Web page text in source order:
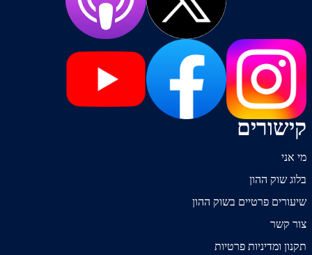
קישורים
מי אני
בלוג שוק ההון
שיעורים פרטיים בשוק ההון
צור קשר
תקנון ומדיניות פרטיות